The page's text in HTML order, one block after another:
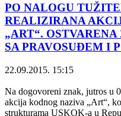
PO NALOGU
REALIZIRANA
„ART“.
SA PRAVOSUĐEM I
22.09.2015. 15:15
Na dogovoreni znak, jutros u
akcija kodnog naziva „Art“,
strukturama USKOK-a u